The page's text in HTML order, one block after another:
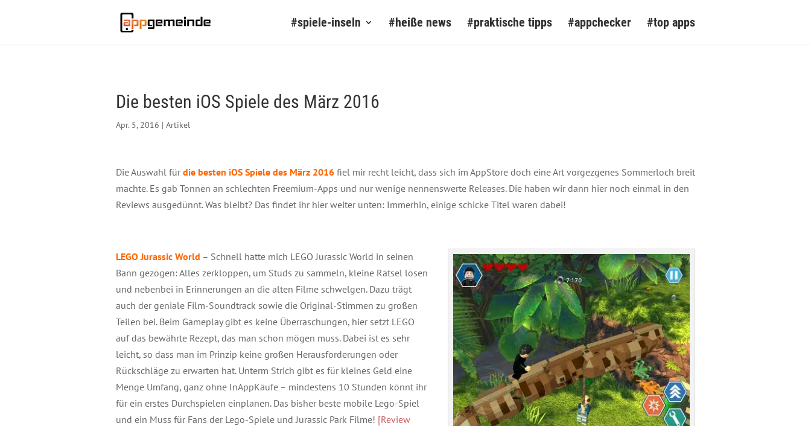
#spiele-inseln #heiße news #praktische tipps #appchecker #top apps
Die besten iOS Spiele des März 2016
Apr. 5, 2016 | Artikel
Die Auswahl für die besten iOS Spiele des März 2016 fiel mir recht leicht, dass sich im AppStore doch eine Art vorgezgenes Sommerloch breit
machte. Es gab Tonnen an schlechten Freemium-Apps und nur wenige nennenswerte Releases. Die haben wir dann hier noch einmal in den
Reviews ausgedünnt. Was bleibt? Das findet ihr hier weiter unten: Immerhin, einige schicke Titel waren dabei!
LEGO Jurassic World – Schnell hatte mich LEGO Jurassic World in seinen
Bann gezogen: Alles zerkloppen, um Studs zu sammeln, kleine Rätsel lösen
und nebenbei in Erinnerungen an die alten Filme schwelgen. Dazu trägt
auch der geniale Film-Soundtrack sowie die Original-Stimmen zu großen
Teilen bei. Beim Gameplay gibt es keine Überraschungen, hier setzt LEGO
auf das bewährte Rezept, das man schon mögen muss. Dabei ist es sehr
leicht, so dass man im Prinzip keine großen Herausforderungen oder
Rückschläge zu erwarten hat. Unterm Strich gibt es für kleines Geld eine
Menge Umfang, ganz ohne InAppKäufe – mindestens 10 Stunden könnt ihr
für ein erstes Durchspielen einplanen. Das bisher beste mobile Lego-Spiel
und ein Muss für Fans der Lego-Spiele und Jurassic Park Filme! [Review